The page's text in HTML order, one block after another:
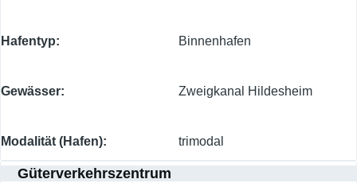
Hafentyp Binnenhafen
Gewässer Zweigkanal Hildesheim
Modalität (Hafen) trimodal
Güterverkehrszentrum